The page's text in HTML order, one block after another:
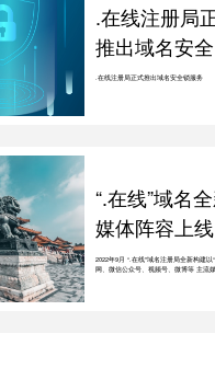
.在线注册局
推出域名安
服务
.在线注册局正式推出域名安全锁服务
“.在线”域名
媒体阵容上
2022年9月 “.在线”域名注册局全新构建以
网、微信公众号、视频号、微博等 主流